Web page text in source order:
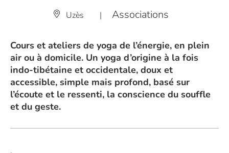
Uzès | Associations
Cours et ateliers de yoga de l’énergie, en plein
air ou à domicile. Un yoga d’origine à la fois
indo-tibétaine et occidentale, doux et
accessible, simple mais profond, basé sur
l’écoute et le ressenti, la conscience du souffle
et du geste.